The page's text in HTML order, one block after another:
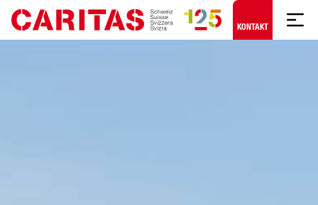
Zum Hauptinhalt springen
KONTAKT